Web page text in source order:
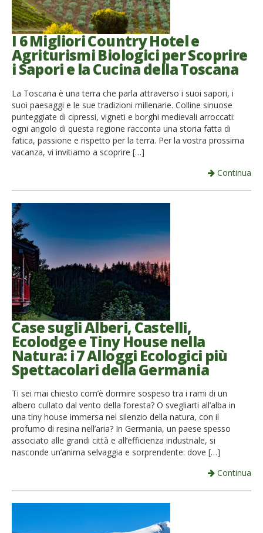
I 6 Migliori Country Hotel e
Agriturismi Biologici per Scoprire
i Sapori e la Cucina della Toscana
La Toscana è una terra che parla attraverso i suoi sapori, i
suoi paesaggi e le sue tradizioni millenarie. Colline sinuose
punteggiate di cipressi, vigneti e borghi medievali arroccati:
ogni angolo di questa regione racconta una storia fatta di
fatica, passione e rispetto per la terra. Per la vostra prossima
vacanza, vi invitiamo a scoprire […]
Continua
Case sugli Alberi, Castelli,
Ecolodge e Tiny House nella
Natura: i 7 Alloggi Ecologici più
Spettacolari della Germania
Ti sei mai chiesto com’è dormire sospeso tra i rami di un
albero cullato dal vento della foresta? O svegliarti all’alba in
una tiny house immersa nel silenzio della natura, con il
profumo di resina nell’aria? In Germania, un paese spesso
associato alle grandi città e all’efficienza industriale, si
nasconde un’anima selvaggia e sorprendente: dove […]
Continua